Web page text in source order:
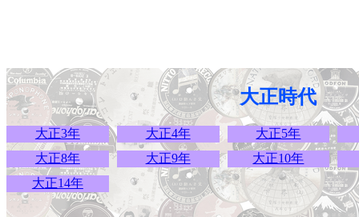
大正時代
大正3年 大正4年
大正5年
大正8年
大正9年
大正10年
大正14年